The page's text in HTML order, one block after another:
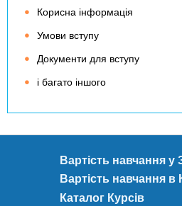
Корисна інформація
Умови вступу
Документи для вступу
і багато іншого
Вартість навчання
Вартість навчання
Каталог Курсів